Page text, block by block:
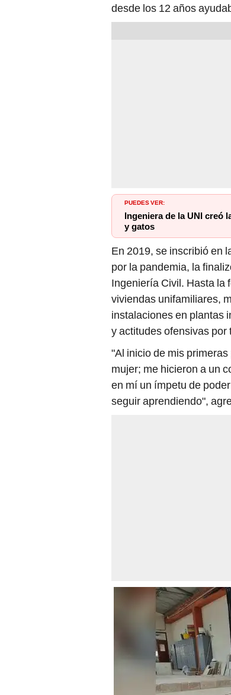
desde los 12 años
PUEDES VER:
Ingeniera de la UNI creó
y gatos
En 2019, se inscribió en
por la pandemia, la
Ingeniería Civil. Hasta la
viviendas unifamiliares,
instalaciones en plantas
y actitudes ofensivas
"Al inicio de mis
mujer; me hicieron a un
en mí un ímpetu de
seguir aprendiendo",